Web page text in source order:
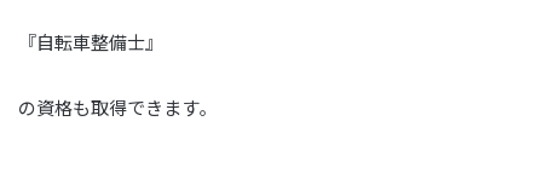
『自転車整備士』
の資格も取得できます｡